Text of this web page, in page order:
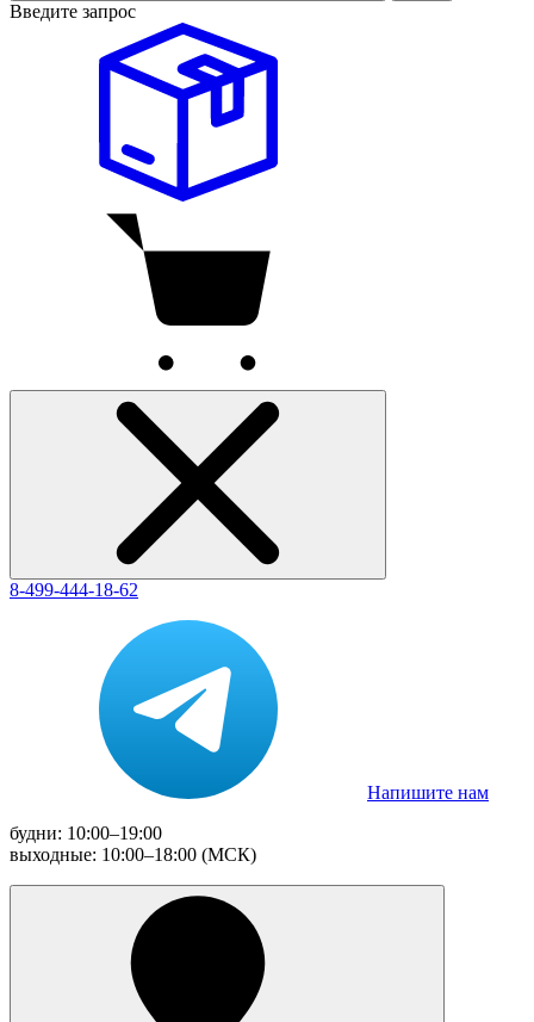
Введите запрос
8-499-444-18-62
Напишите нам
будни: 10:00–19:00
выходные: 10:00–18:00 (МСК)